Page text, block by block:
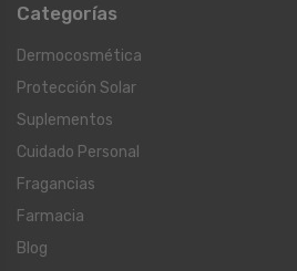
Categorías
Dermocosmética
Protección Solar
Suplementos
Cuidado Personal
Fragancias
Farmacia
Blog